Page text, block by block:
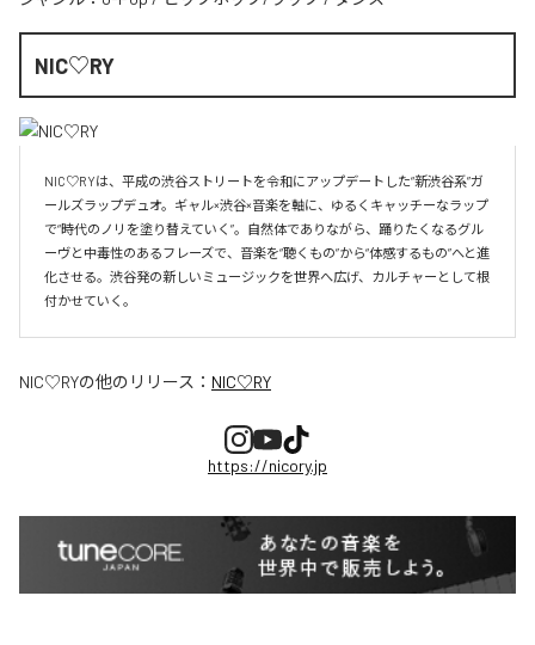
NIC♡RY
NIC♡RYは、平成の渋谷ストリートを令和にアップデートした“新渋谷系”ガ
ールズラップデュオ。ギャル×渋谷×音楽を軸に、ゆるくキャッチーなラップ
で“時代のノリを塗り替えていく”。自然体でありながら、踊りたくなるグル
ーヴと中毒性のあるフレーズで、音楽を“聴くもの”から“体感するもの”へと進
化させる。渋谷発の新しいミュージックを世界へ広げ、カルチャーとして根
付かせていく。
NIC♡RYの他のリリース： NIC♡RY
https://nicory.jp